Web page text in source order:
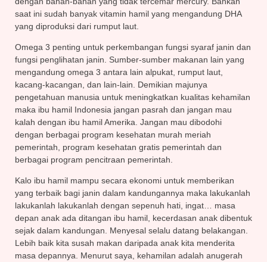
saat ini sudah banyak vitamin hamil yang mengandung DHA
yang diproduksi dari rumput laut.
Omega 3 penting untuk perkembangan fungsi syaraf janin dan
fungsi penglihatan janin. Sumber-sumber makanan lain yang
mengandung omega 3 antara lain alpukat, rumput laut,
kacang-kacangan, dan lain-lain. Demikian majunya
pengetahuan manusia untuk meningkatkan kualitas kehamilan
maka ibu hamil Indonesia jangan pasrah dan jangan mau
kalah dengan ibu hamil Amerika. Jangan mau dibodohi
dengan berbagai program kesehatan murah meriah
pemerintah, program kesehatan gratis pemerintah dan
berbagai program pencitraan pemerintah.
Kalo ibu hamil mampu secara ekonomi untuk memberikan
yang terbaik bagi janin dalam kandungannya maka lakukanlah
lakukanlah lakukanlah dengan sepenuh hati, ingat… masa
depan anak ada ditangan ibu hamil, kecerdasan anak dibentuk
sejak dalam kandungan. Menyesal selalu datang belakangan.
Lebih baik kita susah makan daripada anak kita menderita
masa depannya. Menurut saya, kehamilan adalah anugerah